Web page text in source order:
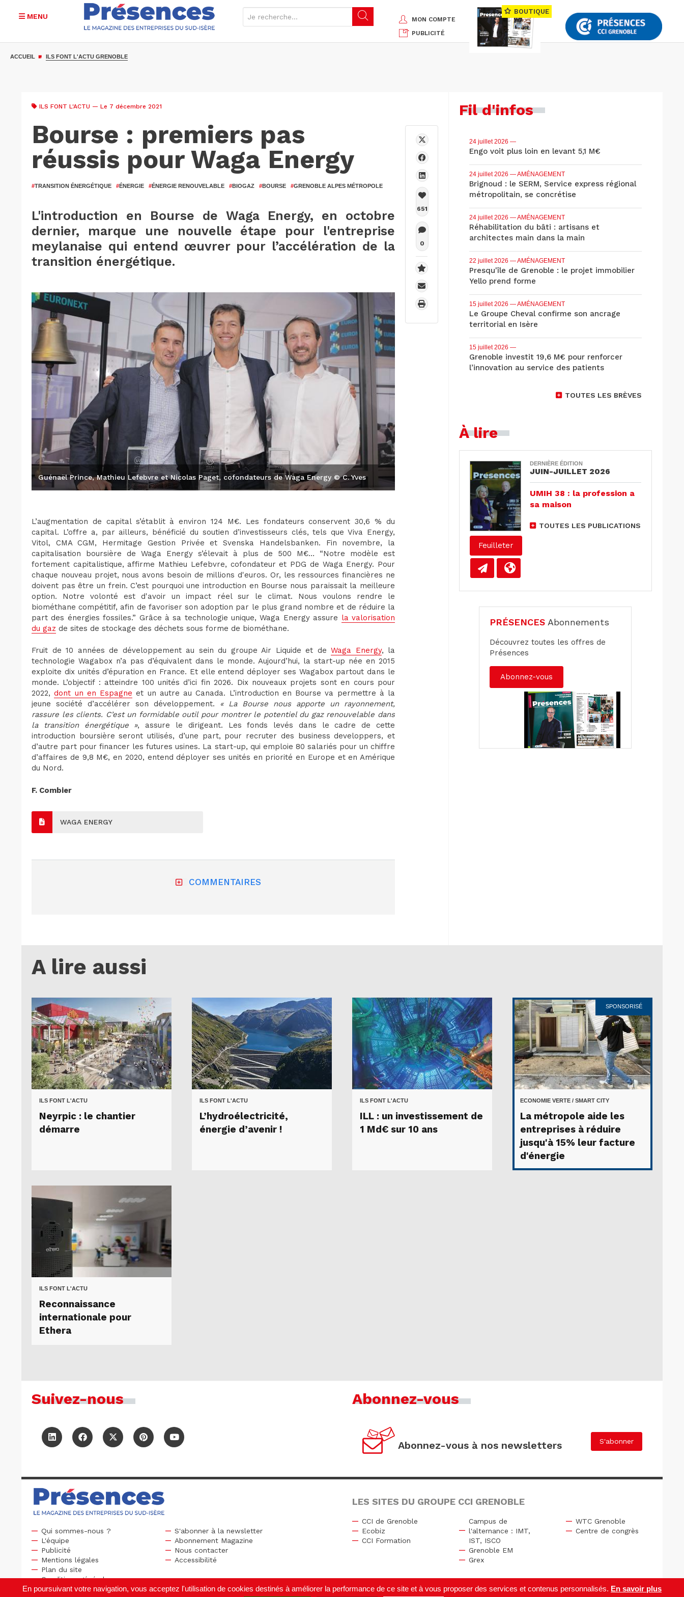
MENU
MON COMPTE
PUBLICITÉ
BOUTIQUE
ACCUEIL ILS FONT L'ACTU GRENOBLE
ILS FONT L'ACTU — Le 7 décembre 2021
Bourse : premiers pas
réussis pour Waga Energy
#TRANSITION ÉNERGÉTIQUE #ÉNERGIE #ÉNERGIE RENOUVELABLE #BIOGAZ #BOURSE #GRENOBLE ALPES MÉTROPOLE
L'introduction en Bourse de Waga Energy, en octobre
dernier, marque une nouvelle étape pour l'entreprise
meylanaise qui entend œuvrer pour l’accélération de la
transition énergétique.
Guénaël Prince, Mathieu Lefebvre et Nicolas Paget, cofondateurs de Waga Energy © C. Yves
L’augmentation de capital s’établit à environ 124 M€. Les fondateurs conservent 30,6 % du
capital. L’offre a, par ailleurs, bénéficié du soutien d’investisseurs clés, tels que Viva Energy,
Vitol, CMA CGM, Hermitage Gestion Privée et Svenska Handelsbanken. Fin novembre, la
capitalisation boursière de Waga Energy s’élevait à plus de 500 M€… “Notre modèle est
fortement capitalistique, affirme Mathieu Lefebvre, cofondateur et PDG de Waga Energy. Pour
chaque nouveau projet, nous avons besoin de millions d'euros. Or, les ressources financières ne
doivent pas être un frein. C’est pourquoi une introduction en Bourse nous paraissait la meilleure
option. Notre volonté est d'avoir un impact réel sur le climat. Nous voulons rendre le
biométhane compétitif, afin de favoriser son adoption par le plus grand nombre et de réduire la
part des énergies fossiles.” Grâce à sa technologie unique, Waga Energy assure la valorisation
du gaz de sites de stockage des déchets sous forme de biométhane.
Fruit de 10 années de développement au sein du groupe Air Liquide et de Waga Energy, la
technologie Wagabox n’a pas d’équivalent dans le monde. Aujourd’hui, la start-up née en 2015
exploite dix unités d’épuration en France. Et elle entend déployer ses Wagabox partout dans le
monde. L’objectif : atteindre 100 unités d’ici fin 2026. Dix nouveaux projets sont en cours pour
2022,dont un en Espagne et un autre au Canada. L’introduction en Bourse va permettre à la
jeune société d’accélérer son développement.
« La Bourse nous apporte un rayonnement,
rassure les clients. C’est un formidable outil pour montrer le potentiel du gaz renouvelable dans
la transition énergétique », assure le dirigeant. Les fonds levés dans le cadre de cette
introduction boursière seront utilisés, d’une part, pour recruter des business developpers, et
d’autre part pour financer les futures usines. La start-up, qui emploie 80 salariés pour un chiffre
d’affaires de 9,8 M€, en 2020, entend déployer ses unités en priorité en Europe et en Amérique
du Nord.
F. Combier
WAGA ENERGY
COMMENTAIRES
651
0
Fil d'infos
24 juillet 2026 —
Engo voit plus loin en levant 5,1 M€
24 juillet 2026 — AMÉNAGEMENT
Brignoud : le SERM, Service express régional
métropolitain, se concrétise
24 juillet 2026 — AMÉNAGEMENT
Réhabilitation du bâti : artisans et
architectes main dans la main
22 juillet 2026 — AMÉNAGEMENT
Presqu'île de Grenoble : le projet immobilier
Yello prend forme
15 juillet 2026 — AMÉNAGEMENT
Le Groupe Cheval confirme son ancrage
territorial en Isère
15 juillet 2026 —
Grenoble investit 19,6 M€ pour renforcer
l’innovation au service des patients
TOUTES LES BRÈVES
À lire
Feuilleter
DERNIÈRE ÉDITION
JUIN-JUILLET 2026
UMIH 38 : la profession a
sa maison
TOUTES LES PUBLICATIONS
PRÉSENCES Abonnements
Découvrez toutes les offres de
Présences
Abonnez-vous
A lire aussi
ILS FONT L'ACTU
Neyrpic : le chantier
démarre
ILS FONT L'ACTU
L’hydroélectricité,
énergie d’avenir !
ILS FONT L'ACTU
ILL : un investissement de
1 Md€ sur 10 ans
SPONSORISÉ
ECONOMIE VERTE / SMART CITY
La métropole aide les
entreprises à réduire
jusqu'à 15% leur facture
d'énergie
ILS FONT L'ACTU
Reconnaissance
internationale pour
Ethera
Suivez-nous Abonnez-vous
Abonnez-vous à nos newsletters S'abonner
Qui sommes-nous ?
L'équipe
Publicité
S'abonner à la newsletter
Abonnement Magazine
Nous contacter
Mentions légales
Plan du site
Conditions générales
Accessibilité
LES SITES DU GROUPE CCI GRENOBLE
CCI de Grenoble
Ecobiz
CCI Formation
Campus de
l'alternance : IMT,
IST, ISCO
Grenoble EM
Grex
WTC Grenoble
Centre de congrès
En poursuivant votre navigation, vous acceptez l'utilisation de cookies destinés à améliorer la performance de ce site et à vous proposer des services et contenus personnalisés. En savoir plus